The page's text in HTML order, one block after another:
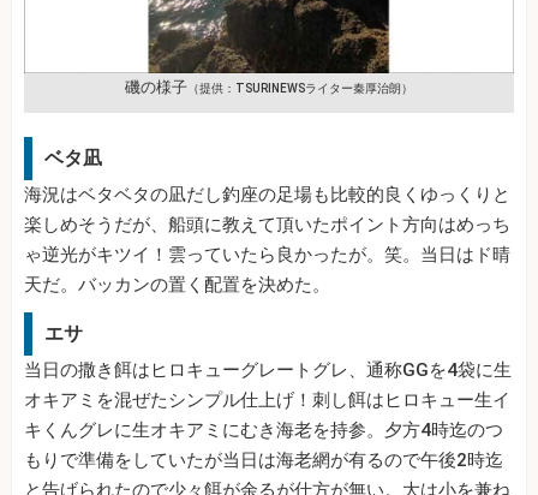
磯の様子 （提供：TSURINEWSライター秦厚治朗）
ベタ凪
海況はベタベタの凪だし釣座の足場も比較的良くゆっくりと
楽しめそうだが、船頭に教えて頂いたポイント方向はめっち
ゃ逆光がキツイ！雲っていたら良かったが。笑。当日はド晴
天だ。バッカンの置く配置を決めた。
エサ
当日の撒き餌はヒロキューグレートグレ、通称GGを4袋に生
オキアミを混ぜたシンプル仕上げ！刺し餌はヒロキュー生イ
キくんグレに生オキアミにむき海老を持参。夕方4時迄のつ
もりで準備をしていたが当日は海老網が有るので午後2時迄
と告げられたので少々餌が余るが仕方が無い。大は小を兼ね